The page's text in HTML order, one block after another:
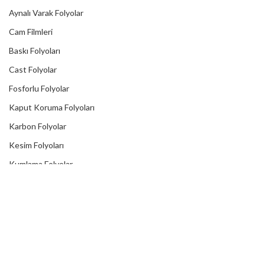
Aynalı Varak Folyolar
Cam Filmleri
Baskı Folyoları
Cast Folyolar
Fosforlu Folyolar
Kaput Koruma Folyoları
Karbon Folyolar
Kesim Folyoları
Kumlama Folyolar